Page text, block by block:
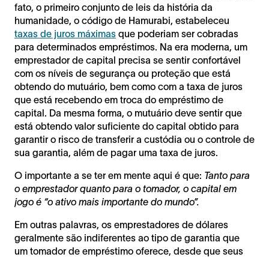
fato, o primeiro conjunto de leis da história da
humanidade, o código de Hamurabi, estabeleceu
taxas de juros máximas que poderiam ser cobradas
para determinados empréstimos. Na era moderna, um
emprestador de capital precisa se sentir confortável
com os níveis de segurança ou proteção que está
obtendo do mutuário, bem como com a taxa de juros
que está recebendo em troca do empréstimo de
capital. Da mesma forma, o mutuário deve sentir que
está obtendo valor suficiente do capital obtido para
garantir o risco de transferir a custódia ou o controle de
sua garantia, além de pagar uma taxa de juros.
O importante a se ter em mente aqui é que: Tanto para
o emprestador quanto para o tomador, o capital em
jogo é “o ativo mais importante do mundo”.
Em outras palavras, os emprestadores de dólares
geralmente são indiferentes ao tipo de garantia que
um tomador de empréstimo oferece, desde que seus